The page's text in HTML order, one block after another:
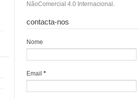
NãoComercial 4.0 Internacional .
contacta-nos
Nome
Email *